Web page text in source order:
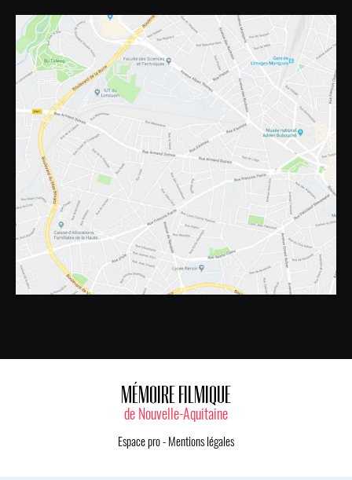
MÉMOIRE FILMIQUE
de Nouvelle-Aquitaine
Espace pro- Mentions légales